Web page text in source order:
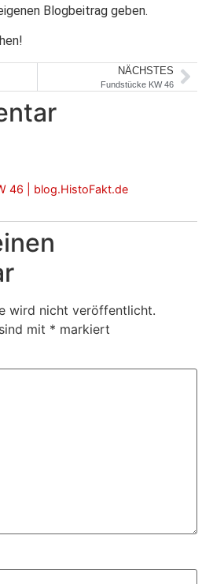
Blogbeitrag geben.
NÄCHSTES
Fundstücke KW 46
46 | blog.HistoFakt.de
wird nicht veröffentlicht.
mit * markiert